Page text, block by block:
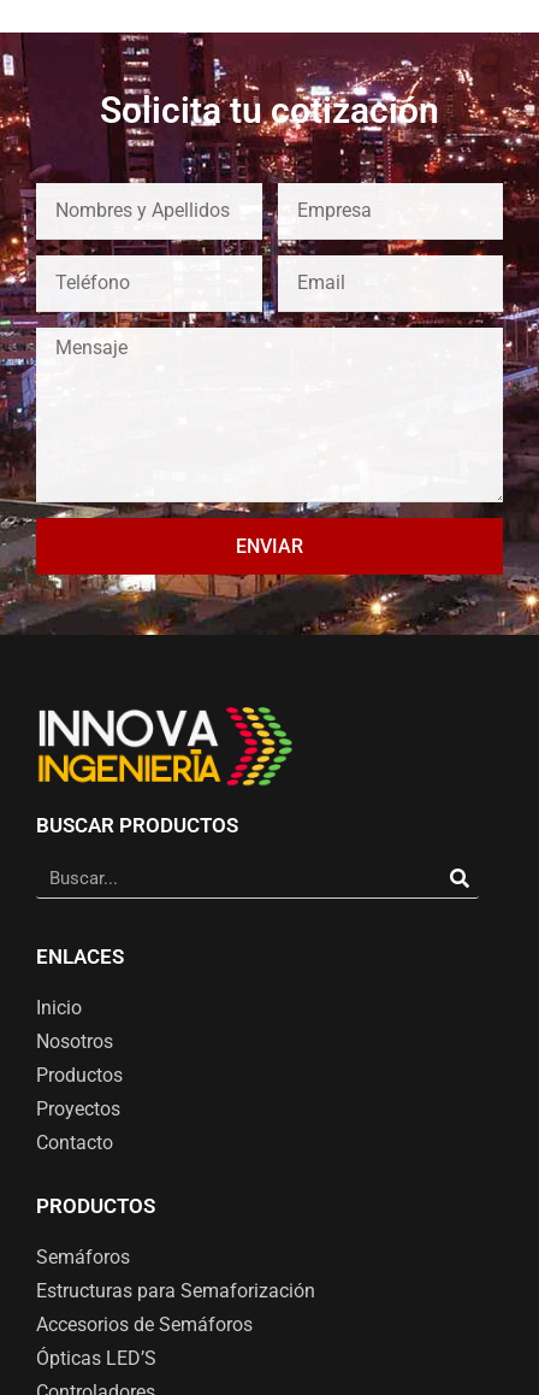
Solicita tu cotización
ENVIAR
BUSCAR PRODUCTOS
ENLACES
Inicio
Nosotros
Productos
Proyectos
Contacto
PRODUCTOS
Semáforos
Estructuras para Semaforización
Accesorios de Semáforos
Ópticas LED’S